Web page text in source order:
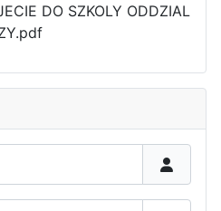
DO SZKOLY ODDZIAL